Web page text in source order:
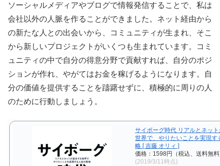
ソーシャルメディアやブログで情報発信することで、私は
会社以外の人脈を作ることができました。ネット経由から
の新たな人との出会いから、コミュニティが生まれ、そこ
から新しいプロジェクトがいくつも生まれています。コミ
ュニティの中で自分の得意分野で貢献すれば、自分のポジ
ションが作れ、やがてはお金を稼げるようになります。自
分の価値を提供することを躊躇せずに、積極的に周りの人
のために行動しましょう。
サイボーグ時代 リアルとネッ
世界で、やりたいことを実現す
略 [ 吉藤 オリィ ]
価格：1598円（税込、送料無
(2019/3/11時点)